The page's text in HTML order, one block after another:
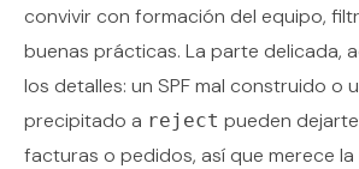
convivir con formación del equipo,
buenas prácticas. La parte delicada,
los detalles: un SPF mal construido o
precipitado a reject pueden
facturas o pedidos, así que merece la